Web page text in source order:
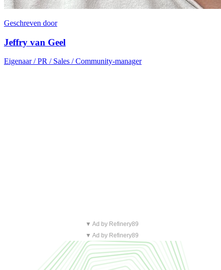
Geschreven door
Jeffry van Geel
Eigenaar / PR / Sales / Community-manager
▼ Ad by Refinery89
▼ Ad by Refinery89